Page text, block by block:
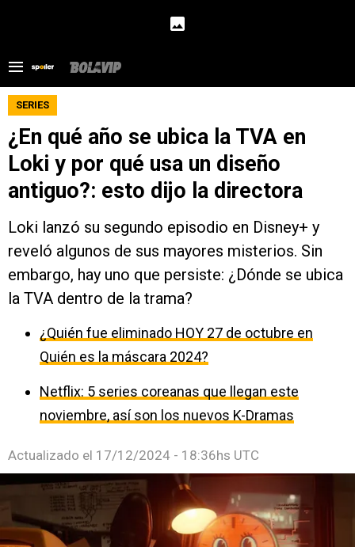
SERIES
¿En qué año se ubica la TVA en
Loki y por qué usa un diseño
antiguo?: esto dijo la directora
Loki lanzó su segundo episodio en Disney+ y
reveló algunos de sus mayores misterios. Sin
embargo, hay uno que persiste: ¿Dónde se ubica
la TVA dentro de la trama?
¿Quién fue eliminado HOY 27 de octubre en
Quién es la máscara 2024?
Netflix: 5 series coreanas que llegan este
noviembre, así son los nuevos K-Dramas
Actualizado el 17/12/2024 - 18:36hs UTC